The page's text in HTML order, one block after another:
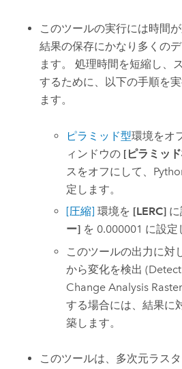
このツールの実行には時間
結果の保存にかなり多くの
ます。 処理時間を短縮し、
するために、以下の手順を
ます。
ピラミッド型環境をオ
ィンドウの [ピラミッ
スをオフにして、
定します。
[圧縮] 環境を [LERC] に
ー] を 0.000001 に設定
このツールの出力に対
から変化を検出
Change Analysis
する場合には、結果に
築します。
このツールは、多次元ラス